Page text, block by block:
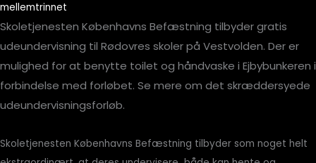
mellemtrinnet​
Skoletjenesten Københavns Befæstning tilbyder gratis
udeundervisning til Rødovres skoler på Vestvolden. Der er
mulighed for at benytte toilet og håndvaske i Ejbybunkeren i
forbindelse med forløbet. Se mere om det skræddersyede
udeundervisningsforløb.
Skoletjenesten Københavns Befæstning tilbyder som noget helt